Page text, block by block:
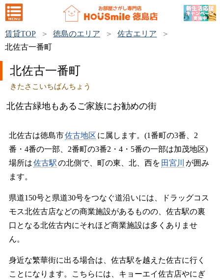
賃貸TOP 徳島のエリア
佐古エリア
北佐古一番町
北佐古一番町
きたさこいちばんちょう
北佐古緑地もあるご家族にお勧めの街
北佐古は徳島市佐古地区 に属します。(1番町の3番、2
番・4番の一部、2番町の3番2・4・5番の一部は加茂地区)
場所は佐古駅の北側で、町の東、北、西を 田宮川
が囲み
ます。
県道150号と県道30号をつなぐ道沿いには、ドラッグコス
モス北佐古店などの商業施設があるものの、佐古駅の裏
口となる北佐古内にそれほど商業施設は多くありませ
ん。
身近な繁華街に出る場合は、佐古駅を越えた佐古に行く
ことになります。こちらには、キョーエイ佐古店やにぎ